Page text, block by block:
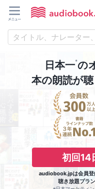
日本一※の
本の朗読が
初回14
audiobook.jpは会員登
聴き放題プラ